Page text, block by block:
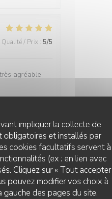
impliquer la collecte de
obligatoires et installés par
cookies facultatifs servent à
(ex : en lien avec
Cliquez sur « Tout accepter
pouvez modifier vos choix à
des pages du site.
Qualité / Prix : 5/5
agréable
Qualité / Prix: 4 /5